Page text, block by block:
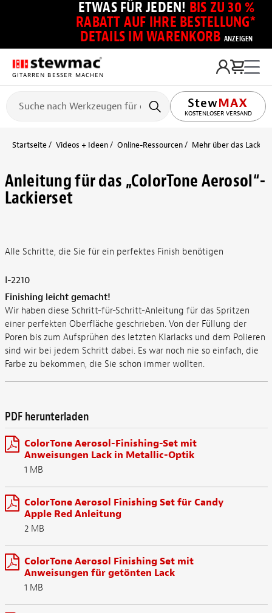
ETWAS FÜR JEDEN! BIS ZU 30 %
RABATT AUF IHRE BESTELLUNG*
DETAILS IM WARENKORB ANZEIGEN
GITARREN BESSER MACHEN
KOSTENLOSER VERSAND
Startseite Videos + Ideen Online-Ressourcen Mehr über das
Anleitung für das „ColorTone Aerosol“-
Lackierset
Alle Schritte, die Sie für ein perfektes Finish benötigen
I-2210
Finishing leicht gemacht!
Wir haben diese Schritt-für-Schritt-Anleitung für das Spritzen
einer perfekten Oberfläche geschrieben. Von der Füllung der
Poren bis zum Aufsprühen des letzten Klarlacks und dem Polieren
sind wir bei jedem Schritt dabei. Es war noch nie so einfach, die
Farbe zu bekommen, die Sie schon immer wollten.
PDF herunterladen
ColorTone Aerosol-Finishing-Set mit
Anweisungen Lack in Metallic-Optik
1 MB
ColorTone Aerosol Finishing Set für Candy
Apple Red Anleitung
2 MB
ColorTone Aerosol Finishing Set mit
Anweisungen für getönten Lack
1 MB